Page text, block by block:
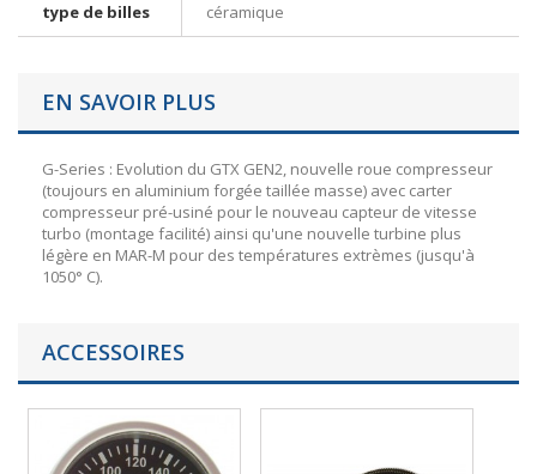
type de billes céramique
EN SAVOIR PLUS
G-Series : Evolution du GTX GEN2, nouvelle roue compresseur
(toujours en aluminium forgée taillée masse) avec carter
compresseur pré-usiné pour le nouveau capteur de vitesse
turbo (montage facilité) ainsi qu'une nouvelle turbine plus
légère en MAR-M pour des températures extrèmes (jusqu'à
1050° C).
ACCESSOIRES